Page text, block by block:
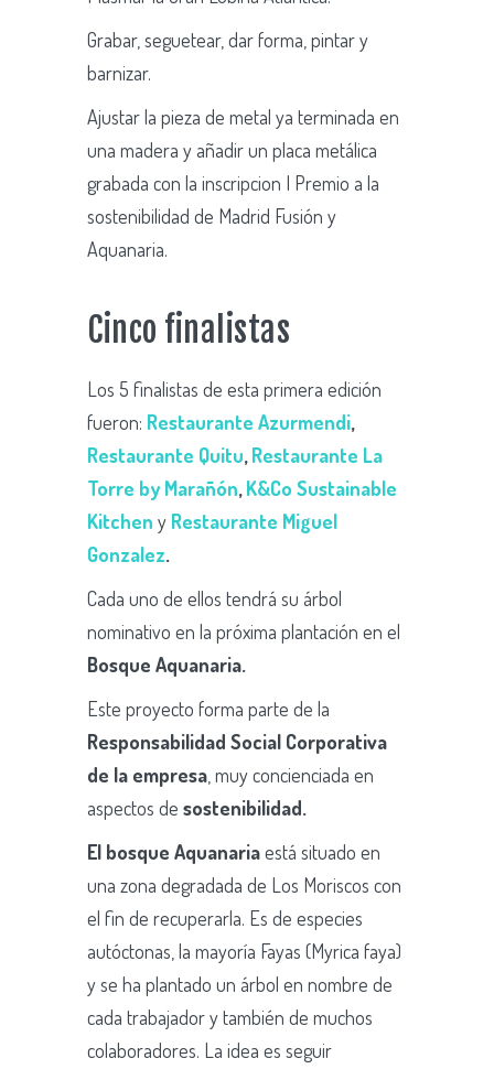
Grabar, seguetear, dar forma, pintar y
barnizar.
Ajustar la pieza de metal ya terminada en
una madera y añadir un placa metálica
grabada con la inscripcion I Premio a la
sostenibilidad de Madrid Fusión y
Aquanaria.
Cinco finalistas
Los 5 finalistas de esta primera edición
fueron: Restaurante Azurmendi,
Restaurante Quitu,Restaurante La
Torre by Marañón,K&Co Sustainable
Kitchen y Restaurante Miguel
Gonzalez.
Cada uno de ellos tendrá su árbol
nominativo en la próxima plantación en el
Bosque Aquanaria.
Este proyecto forma parte de la
Responsabilidad Social Corporativa
de la empresa , muy concienciada en
aspectos de sostenibilidad.
El bosque Aquanariaestá situado en
una zona degradada de Los Moriscos con
el fin de recuperarla. Es de especies
autóctonas, la mayoría Fayas (Myrica faya)
y se ha plantado un árbol en nombre de
cada trabajador y también de muchos
colaboradores. La idea es seguir